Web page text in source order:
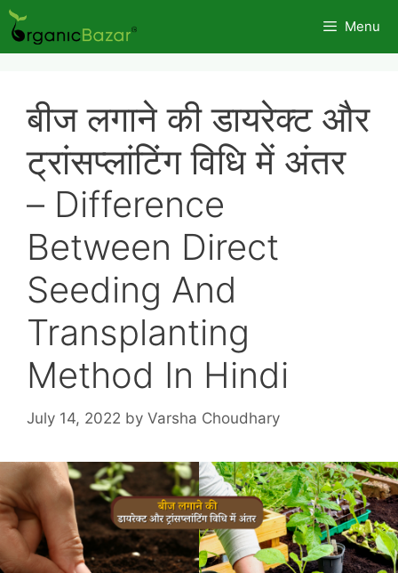
Skip
to
content
Menu
बीज लगाने की डायरेक्ट और
ट्रांसप्लांटिंग विधि में अंतर
– Difference
Between Direct
Seeding And
Transplanting
Method In Hindi
July 14, 2022 by Varsha Choudhary